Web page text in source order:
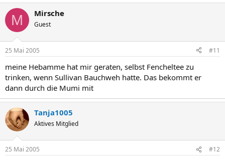
M Mirsche
Guest
25 Mai 2005 #11
meine Hebamme hat mir geraten, selbst Fencheltee zu
trinken, wenn Sullivan Bauchweh hatte. Das bekommt er
dann durch die Mumi mit
Tanja1005
Aktives Mitglied
25 Mai 2005 #12